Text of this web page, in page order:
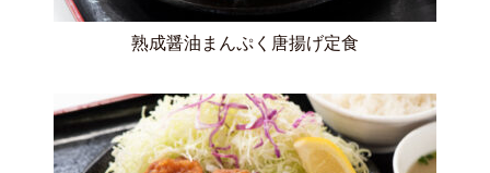
熟成醤油まんぷく唐揚げ定食